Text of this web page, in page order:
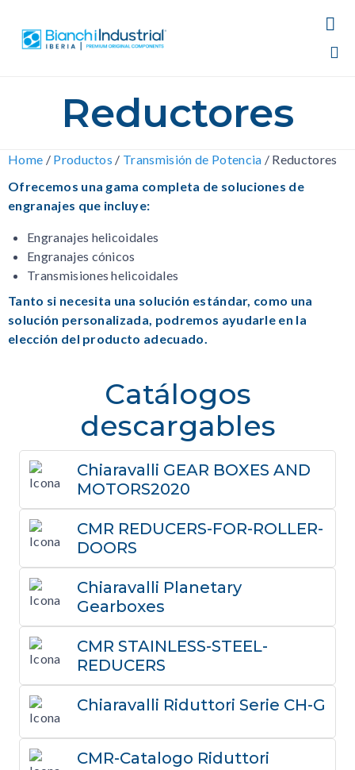

Reductores
Home / Productos / Transmisión de Potencia / Reductores
Ofrecemos una gama completa de soluciones de
engranajes que incluye:
Engranajes helicoidales
Engranajes cónicos
Transmisiones helicoidales
Tanto si necesita una solución estándar, como una
solución personalizada, podremos ayudarle en la
elección del producto adecuado.
Catálogos
descargables
Chiaravalli GEAR BOXES AND
MOTORS2020
CMR REDUCERS-FOR-ROLLER-
DOORS
Chiaravalli Planetary
Gearboxes
CMR STAINLESS-STEEL-
REDUCERS
Chiaravalli Riduttori Serie CH-G
CMR-Catalogo Riduttori